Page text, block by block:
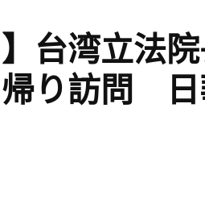
台湾立法
帰り訪問